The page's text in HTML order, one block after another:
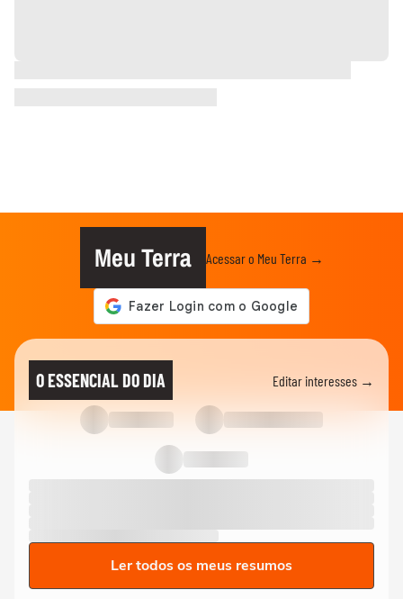
Meu Terra Acessar o Meu Terra →
O ESSENCIAL DO DIA Editar interesses →
Ler todos os meus resumos